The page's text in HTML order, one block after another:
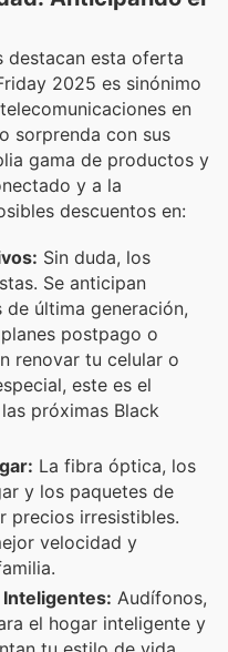
destacan esta oferta
2025 es sinónimo
en
sorprenda con sus
gama de productos y
y a la
descuentos en:
Sin duda, los
Se anticipan
última generación,
postpago o
renovar tu celular o
este es el
próximas Black
La fibra óptica, los
y los paquetes de
precios irresistibles.
velocidad y
Audífonos,
el hogar inteligente y